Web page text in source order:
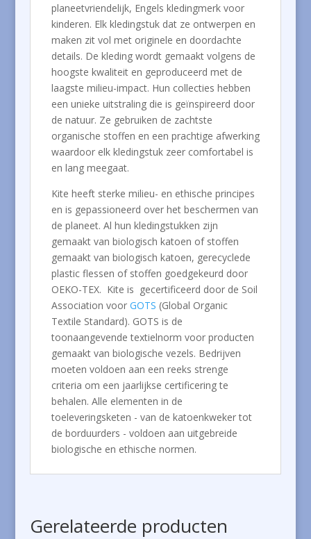
planeetvriendelijk, Engels kledingmerk voor
kinderen. Elk kledingstuk dat ze ontwerpen en
maken zit vol met originele en doordachte
details. De kleding wordt gemaakt volgens de
hoogste kwaliteit en geproduceerd met de
laagste milieu-impact. Hun collecties hebben
een unieke uitstraling die is geïnspireerd door
de natuur. Ze gebruiken de zachtste
organische stoffen en een prachtige afwerking
waardoor elk kledingstuk zeer comfortabel is
en lang meegaat.
Kite heeft sterke milieu- en ethische principes
en is gepassioneerd over het beschermen van
de planeet. Al hun kledingstukken zijn
gemaakt van biologisch katoen of stoffen
gemaakt van biologisch katoen, gerecyclede
plastic flessen of stoffen goedgekeurd door
OEKO-TEX. Kite is gecertificeerd door de Soil
Association voor GOTS (Global Organic
Textile Standard). GOTS is de
toonaangevende textielnorm voor producten
gemaakt van biologische vezels. Bedrijven
moeten voldoen aan een reeks strenge
criteria om een ​​jaarlijkse certificering te
behalen. Alle elementen in de
toeleveringsketen - van de katoenkweker tot
de borduurders - voldoen aan uitgebreide
biologische en ethische normen.
Gerelateerde producten